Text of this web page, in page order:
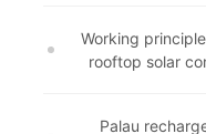
Working
rooftop solar
Palau